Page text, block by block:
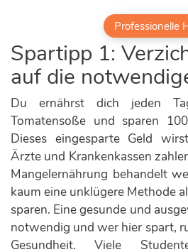
Professionelle
Spartipp 1:
auf die
Du ernährst dich jeden
Tomatensoße und sparen
Dieses eingesparte Geld
Ärzte und Krankenkassen
Mangelernährung behandelt
kaum eine unklügere Methode
sparen. Eine gesunde und
notwendig und wer hier spart,
Gesundheit. Viele